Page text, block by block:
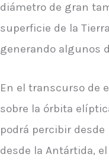
diámetro de gran
superficie de la
generando algunos
En el transcurso de
sobre la órbita
podrá percibir
desde la Antártida,